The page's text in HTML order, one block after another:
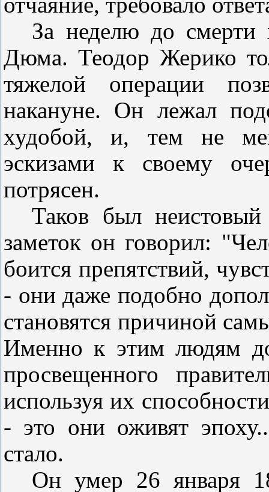
За неделю до смерти
Дюма. Теодор Жерико
тяжелой операции
накануне. Он лежал
худобой, и, тем не
эскизами к своему
потрясен.
Таков был
заметок он говорил:
боится препятствий,
- они даже подобно
становятся причиной
Именно к этим людям
просвещенного
используя их
- это они оживят
стало.
Он умер 26 января